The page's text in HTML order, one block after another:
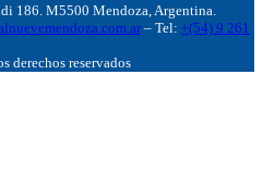
186. M5500 Mendoza, Argentina.
– Tel: +(54) 9 261
derechos reservados